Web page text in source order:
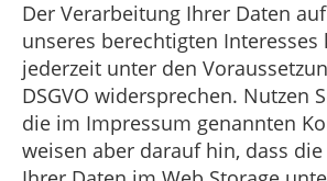
Der Verarbeitung Ihrer Daten
unseres berechtigten Interesses
jederzeit unter den
DSGVO widersprechen. Nutzen
die im Impressum genannten
weisen aber darauf hin, dass